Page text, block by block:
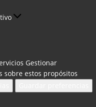
Gestionar
sobre estos propósitos